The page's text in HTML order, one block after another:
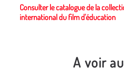
Consulter le catalogue de la
international du film d'éducation
A voir